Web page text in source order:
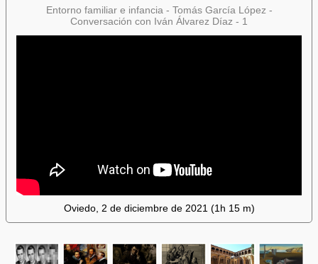
Entorno familiar e infancia - Tomás García López -
Conversación con Iván Álvarez Díaz - 1
Oviedo, 2 de diciembre de 2021 (1h 15 m)